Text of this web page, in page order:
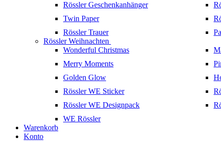
Rössler Geschenkanhänger
Twin Paper
Rössler Trauer
Rössler Weihnachten
Wonderful Christmas
Merry Moments
Golden Glow
Rössler WE Sticker
Rössler WE Designpack
WE Rössler
Warenkorb
Konto